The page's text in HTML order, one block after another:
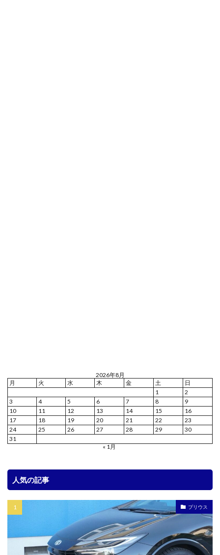
2026年8月
月
火 水 木 金 土
日
1
2
3
4 5 6 7 8
9
10
11 12 13 14 15
16
17
18 19 20 21 22
23
24
25 26 27 28 29
30
31
« 1月
人気の記事
プリウス